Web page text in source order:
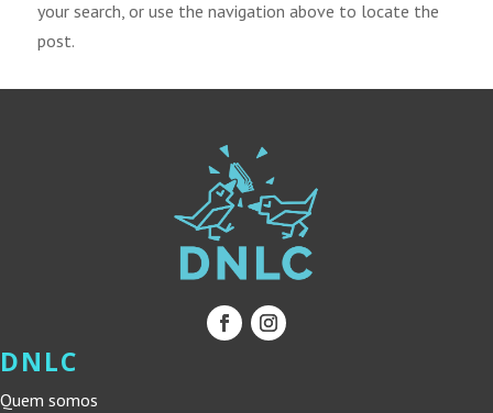
your search, or use the navigation above to locate the
post.
DNLC
Quem somos